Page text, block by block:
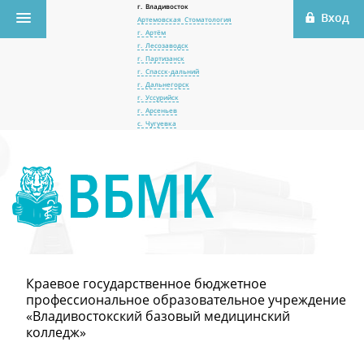
г. Владивосток
Артемовская Стоматология
г. Артём
г. Лесозаводск
г. Партизанск
г. Спасск-дальний
г. Дальнегорск
г. Уссурийск
г. Арсеньев
с. Чугуевка
Краевое государственное бюджетное
профессиональное образовательное учреждение
«Владивостокский базовый медицинский
колледж»